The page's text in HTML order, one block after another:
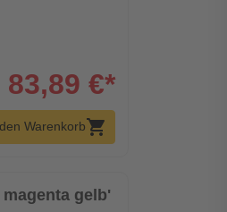
83,89 €*
Menge
Warenkorbshopping_cart
gelb'